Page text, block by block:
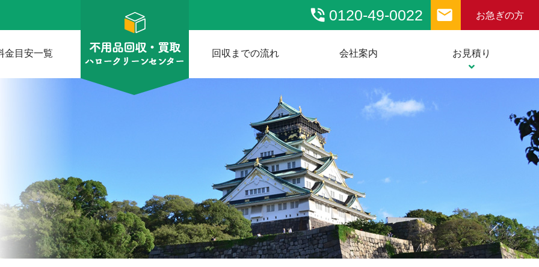
金目安一覧 回収までの流れ 会社案内 お見積り
phone_in_talk 0120-49-0022 email お急ぎの方